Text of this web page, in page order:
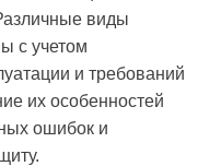
виды
с учетом
и требований
их особенностей
ошибок и